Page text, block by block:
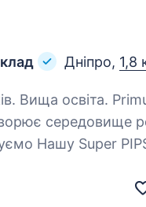
Дніпро, 1,8
Primus Inter Pares
середовище
Нашу Super